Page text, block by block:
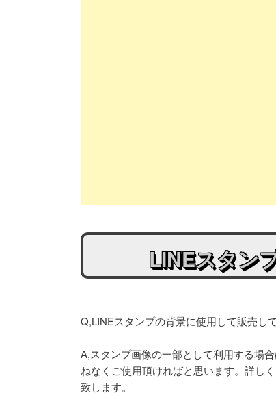
LINEスタン
Q,LINEスタンプの背景に使用して販売し
A,スタンプ画像の一部として利用する場
ねなくご使用頂ければと思います。詳しく
致します。